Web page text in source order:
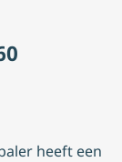
heeft een